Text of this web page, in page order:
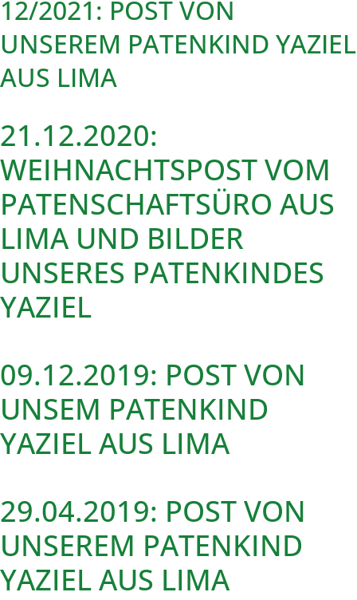
12/2021: POST VON
UNSEREM PATENKIND YAZIEL
AUS LIMA
21.12.2020:
WEIHNACHTSPOST VOM
PATENSCHAFTSÜRO AUS
LIMA UND BILDER
UNSERES PATENKINDES
YAZIEL
09.12.2019: POST VON
UNSEM PATENKIND
YAZIEL AUS LIMA
29.04.2019: POST VON
UNSEREM PATENKIND
YAZIEL AUS LIMA